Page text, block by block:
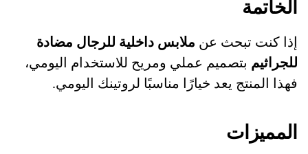
الخاتمة
إذا كنت تبحث عن ملابس داخلية للرجال مضادة
للجراثيم بتصميم عملي ومريح للاستخدام اليومي،
فهذا المنتج يعد خيارًا مناسبًا لروتينك اليومي.
المميزات